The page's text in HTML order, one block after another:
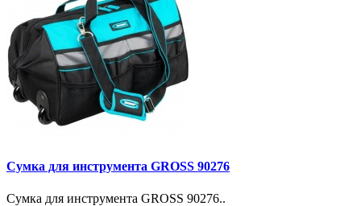
Сумка для инструмента GROSS 90276
Сумка для инструмента GROSS 90276..